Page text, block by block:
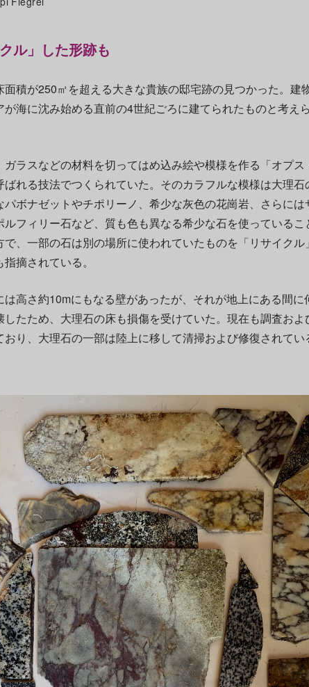
ル」した形跡も
面積が250㎡を超える大きな貴族の邸宅跡の見つかった。建
が海に沈み始める直前の4世紀ごろに建てられたものと考え
ラスなどの材料を切ってはめ込み絵や模様を作る「オプス
ばれる技法でつくられていた。そのカラフルな模様は大理石
パボナゼットやチポリーノ、希少な灰色の花崗岩、さらには
ルフィリー石など、質も色も異なる希少な石を使っているこ
、一部の石は別の場所に使われていたものを「リサイクル」
摘されている。
は高さ約10mにもなる壁があったが、それが地上にある間に
したため、大理石の床も損傷を受けていた。現在も調査およ
り、大理石の一部は陸上に移して清掃および修復されてい